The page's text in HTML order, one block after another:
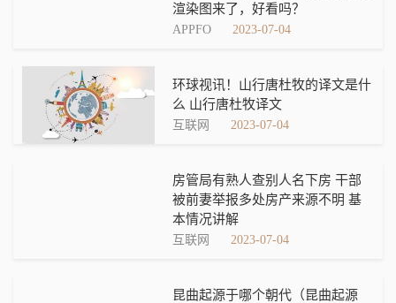
渲染图来了，好看吗？
APPFO 2023-07-04
环球视讯！山行唐杜牧的译文是什
么 山行唐杜牧译文
互联网 2023-07-04
房管局有熟人查别人名下房 干部
被前妻举报多处房产来源不明 基
本情况讲解
互联网 2023-07-04
昆曲起源于哪个朝代（昆曲起源